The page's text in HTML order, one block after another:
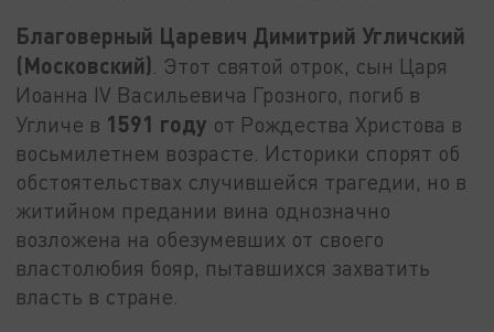
Благоверный Царевич Димитрий Угличский
(Московский) . Этот святой отрок, сын Царя
Иоанна IV Васильевича Грозного, погиб в
Угличе в 1591 году от Рождества Христова в
восьмилетнем возрасте. Историки спорят об
обстоятельствах случившейся трагедии, но в
житийном предании вина однозначно
возложена на обезумевших от своего
властолюбия бояр, пытавшихся захватить
власть в стране.